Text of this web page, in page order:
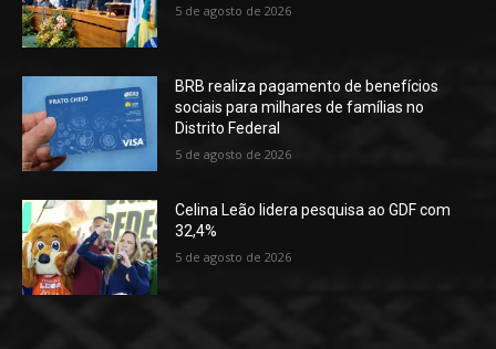
5 de agosto de 2026
BRB realiza pagamento de benefícios
sociais para milhares de famílias no
Distrito Federal
5 de agosto de 2026
Celina Leão lidera pesquisa ao GDF com
32,4%
5 de agosto de 2026